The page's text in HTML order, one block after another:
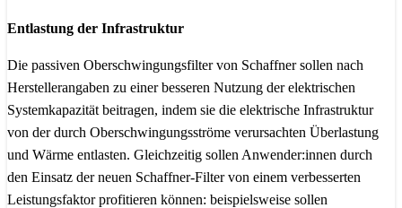
Entlastung der Infrastruktur
Die passiven Oberschwingungsfilter von Schaffner sollen nach
Herstellerangaben zu einer besseren Nutzung der elektrischen
Systemkapazität beitragen, indem sie die elektrische Infrastruktur
von der durch Oberschwingungsströme verursachten Überlastung
und Wärme entlasten. Gleichzeitig sollen Anwender:innen durch
den Einsatz der neuen Schaffner-Filter von einem verbesserten
Leistungsfaktor profitieren können: beispielsweise sollen